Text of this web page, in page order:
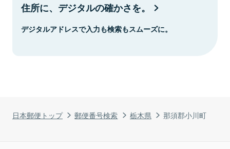
日本郵便トップ 郵便番号検索 栃木県 那須郡小川町
住所に、デジタルの確かさを。
デジタルアドレスで入力も検索もスムーズに。